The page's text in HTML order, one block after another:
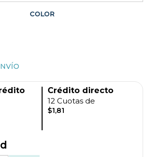
COLOR
Crédito directo
12 Cuotas de
$1,81